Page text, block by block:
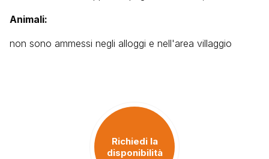
Animali:
non sono ammessi negli alloggi e nell'area villaggio
Richiedi la
disponibilità